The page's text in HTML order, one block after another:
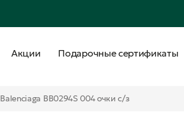
Акции Подарочные сертификаты
Balenciaga BB0294S 004 очки с/з